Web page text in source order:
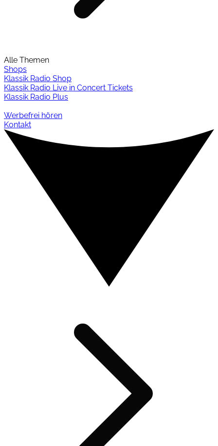
Alle Themen
Shops
Klassik Radio Shop
Klassik Radio Live in Concert Tickets
Klassik Radio Plus
Werbefrei hören
Kontakt